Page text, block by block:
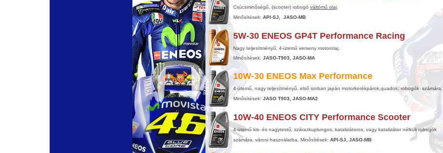
Csúcsminőségű, (scooter) robogó váltómű olaj
Minősítések: API-SJ, JASO-MB
5W-30 ENEOS GP4T Performance Racing
Nagy teljesítményű, 4-ütemű verseny motorolaj.
Minősítések: JASO-T903, JASO-MA
10W-30 ENEOS Max Performance
4-ütemű, nagy teljesítményű, első sorban japán motorkerékpárok,quadok, robogók számára.
Minősítések: JASO T903, JASO-MA2
10W-40 ENEOS CITY Performance Scooter
4-ütemű kis- és nagytestű, szárazkuplungos, katalizátoros, vagy katalizátor nélküli robogók
számára, városi használatba. Minősítések: API-SJ, JASO-MB